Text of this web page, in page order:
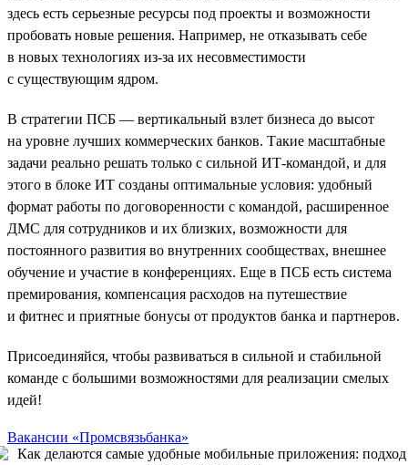
здесь есть серьезные ресурсы под проекты и возможности
пробовать новые решения. Например, не отказывать себе
в новых технологиях из-за их несовместимости
с существующим ядром.
В стратегии ПСБ — вертикальный взлет бизнеса до высот
на уровне лучших коммерческих банков. Такие масштабные
задачи реально решать только с сильной ИТ-командой, и для
этого в блоке ИТ созданы оптимальные условия: удобный
формат работы по договоренности с командой, расширенное
ДМС для сотрудников и их близких, возможности для
постоянного развития во внутренних сообществах, внешнее
обучение и участие в конференциях. Еще в ПСБ есть система
премирования, компенсация расходов на путешествие
и фитнес и приятные бонусы от продуктов банка и партнеров.
Присоединяйся, чтобы развиваться в сильной и стабильной
команде с большими возможностями для реализации смелых
идей!
Вакансии «Промсвязьбанка»